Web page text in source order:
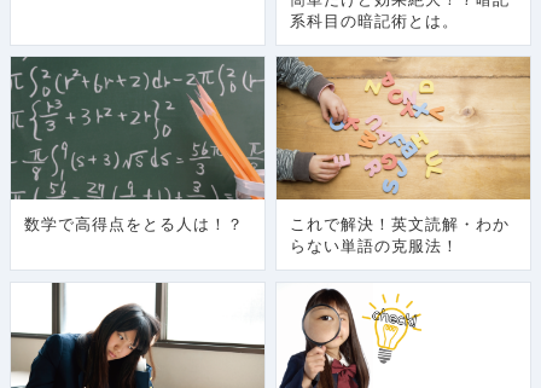
系科目の暗記術とは。
数学で高得点をとる人は！？
これで解決！英文読解・わか
らない単語の克服法！